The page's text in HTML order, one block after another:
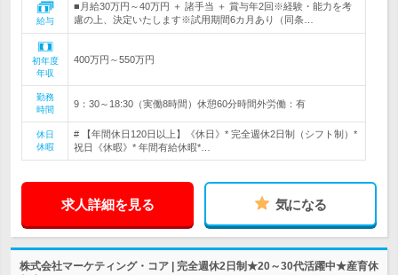
給与
■月給30万円～40万円 ＋ 諸手当 ＋ 賞与年2回※経験・能力を考
慮の上、決定いたします※試用期間6カ月あり（同条…
初年度
年収
400万円～550万円
勤務
時間
9：30～18:30（実働8時間）休憩60分時間外労働：有
休日
休暇
# 【年間休日120日以上】《休日》* 完全週休2日制（シフト制）*
祝日《休暇》* 年間有給休暇*…
求人詳細を見る 気になる
株式会社マーケティング・コア | 完全週休2日制★20～30代活躍中★産育休